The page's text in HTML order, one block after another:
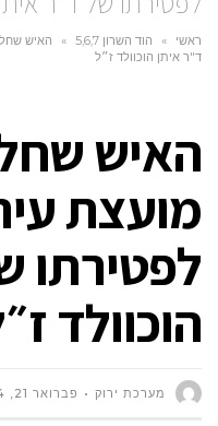
ראשי » הוד השרון 5,6,7 »
האיש
ד"ר איתן הוכוולד ז״ל
האיש
מועצת
לפטירתו
הוכוולד
מערכת ירוק פברואר 21, 2024